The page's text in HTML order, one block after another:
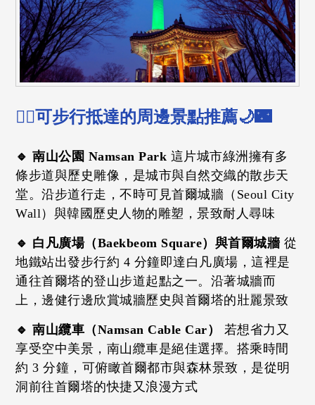
🚶‍♀️可步行抵達的周邊景點推薦🌙🌃
🔹 南山公園 Namsan Park 這片城市綠洲擁有多
條步道與歷史雕像，是城市與自然交織的散步天
堂。沿步道行走，不時可見首爾城牆（Seoul City
Wall）與韓國歷史人物的雕塑，景致耐人尋味
🔹 白凡廣場（Baekbeom Square）與首爾城牆 從
地鐵站出發步行約 4 分鐘即達白凡廣場，這裡是
通往首爾塔的登山步道起點之一。沿著城牆而
上，邊健行邊欣賞城牆歷史與首爾塔的壯麗景致
🔹 南山纜車（Namsan Cable Car）
若想省力又
享受空中美景，南山纜車是絕佳選擇。搭乘時間
約 3 分鐘，可俯瞰首爾都市與森林景致，是從明
洞前往首爾塔的快捷又浪漫方式